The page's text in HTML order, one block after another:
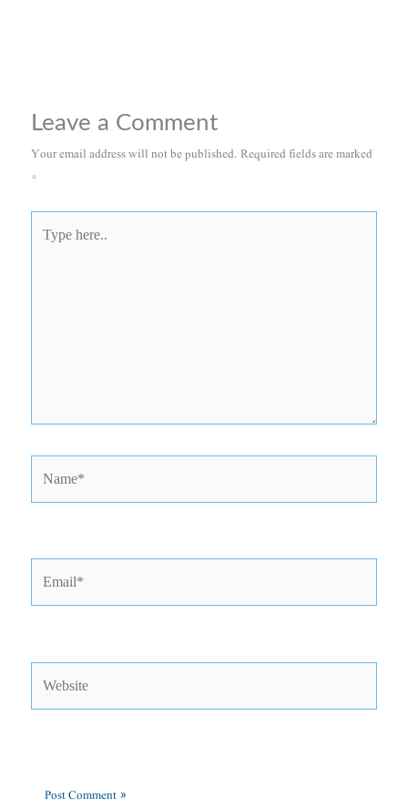
Leave a Comment
Your email address will not be published.Required fields are marked
*
here..